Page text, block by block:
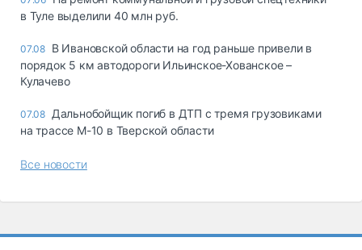
в Туле выделили 40 млн руб.
07.08 В Ивановской области на год раньше привели в
порядок 5 км автодороги Ильинское-Хованское –
Кулачево
07.08 Дальнобойщик погиб в ДТП с тремя грузовиками
на трассе М-10 в Тверской области
Все новости